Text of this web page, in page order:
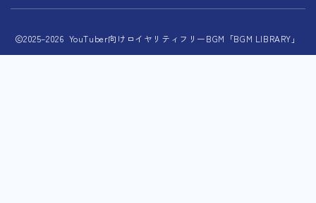
2025–2026 YouTuber向けロイヤリティフリーBGM「BGM LIBRARY」